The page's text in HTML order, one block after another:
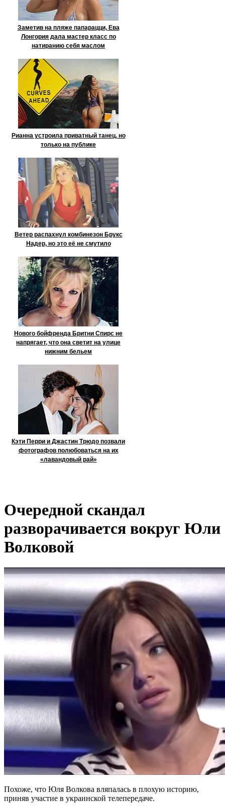
Заметив на пляже папарацци, Ева
Лонгория дала мастер класс по
натиранию себя маслом
Рианна устроила приватный танец, но
только на публике
Ветер распахнул комбинезон Брукс
Надер, но это её не смутило
Нового бойфренда Бритни Спирс не
напрягает, что она светит на улице
нижним бельем
Кэти Перри и Джастин Трюдо позвали
фотографов полюбоваться на их
«лавандовый рай»
Очередной скандал
разворачивается вокруг Юли
Волковой
Похоже, что Юля Волкова вляпалась в плохую историю,
приняв участие в украинской телепередаче.